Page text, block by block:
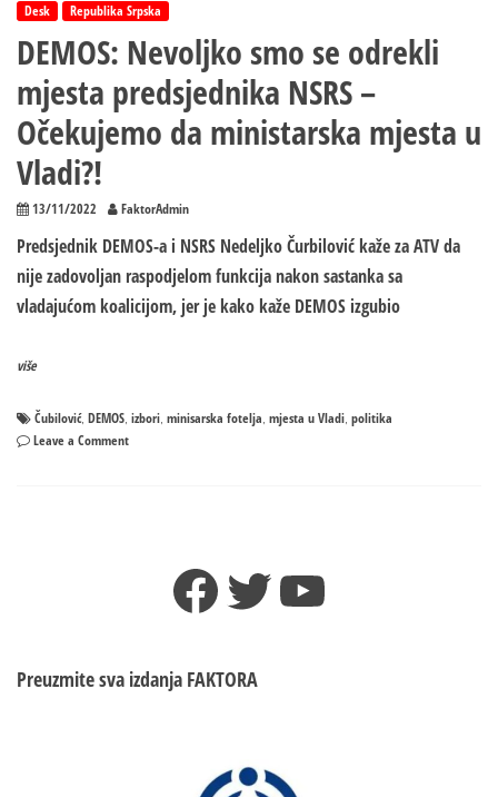
Desk Republika Srpska
DEMOS: Nevoljko smo se odrekli
mjesta predsjednika NSRS –
Očekujemo da ministarska mjesta u
Vladi?!
13/11/2022 FaktorAdmin
Predsjednik DEMOS-a i NSRS Nedeljko Čurbilović kaže za ATV da
nije zadovoljan raspodjelom funkcija nakon sastanka sa
vladajućom koalicijom, jer je kako kaže DEMOS izgubio
više
Čubilović, DEMOS, izbori, minisarska fotelja, mjesta u Vladi, politika
Leave a Commenton
predsjednika
da
Facebook
TwitterYouTube
Preuzmite sva izdanja FAKTORA